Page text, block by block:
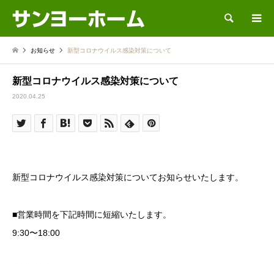
検索
お知らせ 新型コロナウイルス感染対策について
新型コロナウイルス感染対策について
2020.04.25
新型コロナウイルス感染対策についてお知らせいたします。
■営業時間を下記時間に短縮いたします。
9:30〜18:00